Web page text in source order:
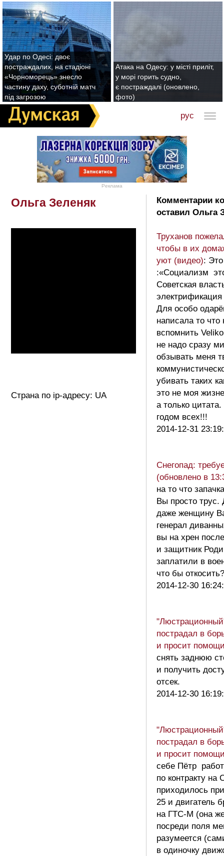
Удар по Одесі: двоє
постраждалих, на стадіоні
«Чорноморець» знесло
частину даху, суботній матч
під загрозою
Атака на Одесу: у місті приліт,
у морі горить судно,
є постраждалі (оновлено,
фото)
рус
Реклама
Ольга Зеленяк
Страна по ip-адресу: UA
Комментарии
оставил Ольга
Труханов
чтобы в их
уют (видео):
:«Социализм
Советская
Для особо
написала то что
вспомнить
не надо сразу
обзывать меня
убивать таких
это не моя
а только
годом всех!!!
2014-12-31
Снегопад:
(обновлено в
на то что
Вы просто трус.
даже женщину
генерал
вы на хрен
и защитник
заплатили в
что бы
2014-12-30
пострадал в
и просит
снять заднюю
и получить
отсек.
2014-12-30
пострадал в
и просит
себе Пётр
по контракту на
приходилось
25 и двигатель
на ГТС-М (она
посреди поля
разумеется
в одиночку